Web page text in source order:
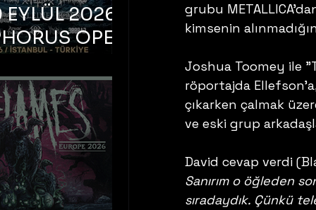
grubu
kimsenin
Joshua Toomey ile
röportajda
çıkarken çalmak
ve eski grup
David cevap verdi
Sanırım o öğleden
sıradaydık. Çünkü
2026 –
OPEN
FEST